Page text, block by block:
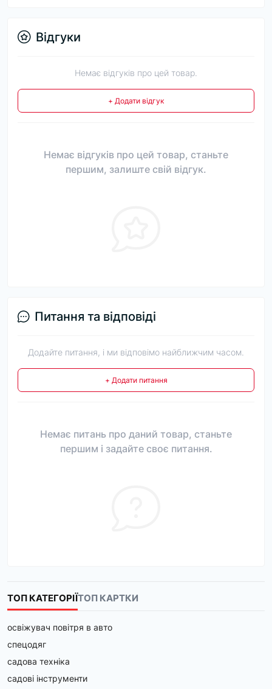
Відгуки
Немає відгуків про цей товар.
+ Додати відгук
Немає відгуків про цей товар, станьте
першим, залиште свій відгук.
Питання та відповіді
Додайте питання, і ми відповімо найближчим часом.
+ Додати питання
Немає питань про даний товар, станьте
першим і задайте своє питання.
ТОП КАТЕГОРІЇТОП КАРТКИ
освіжувач повітря в авто
спецодяг
садова техніка
садові інструменти